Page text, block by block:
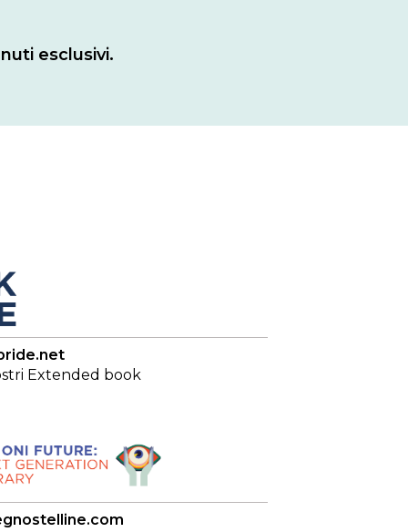
esclusivi.
Extended book